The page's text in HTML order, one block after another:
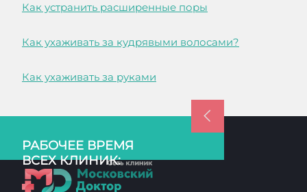
Как устранить расширенные поры
Как ухаживать за кудрявыми волосами?
Как ухаживать за руками
РАБОЧЕЕ ВРЕМЯ
ВСЕХ КЛИНИК: